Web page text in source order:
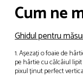
Cum ne
Ghidul pentru
1. Așezați o foaie de
pe hârtie cu călcâiul
pixul ținut perfect